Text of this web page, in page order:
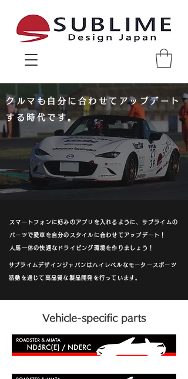
クルマも自分に合わせてアップデート
する時代です。
スマートフォンに好みのアプリを入れるように、サブライムの
パーツで愛車を自分のスタイルに合わせてアップデート！
人馬一体の快適なドライビング環境を作りましょう！
​サブライムデザインジャパンはハイレベルなモータースポーツ
活動を通じて高品質な製品開発を行っています。
Vehicle-specific parts